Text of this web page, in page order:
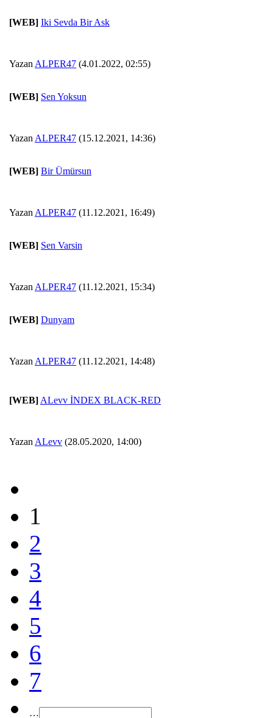
[WEB] Iki Sevda Bir Ask
Yazan ALPER47 (4.01.2022, 02:55)
[WEB] Sen Yoksun
Yazan ALPER47 (15.12.2021, 14:36)
[WEB] Bir Ümürsun
Yazan ALPER47 (11.12.2021, 16:49)
[WEB] Sen Varsin
Yazan ALPER47 (11.12.2021, 15:34)
[WEB] Dunyam
Yazan ALPER47 (11.12.2021, 14:48)
[WEB] ALevv İNDEX BLACK-RED
Yazan ALevv (28.05.2020, 14:00)
1
2
3
4
5
6
7
…